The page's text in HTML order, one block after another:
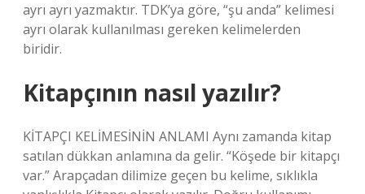
ayrı ayrı yazmaktır. TDK’ya göre, “şu anda” kelimesi
ayrı olarak kullanılması gereken kelimelerden
biridir.
Kitapçının nasıl yazılır?
KİTAPÇI KELİMESİNİN ANLAMI Aynı zamanda kitap
satılan dükkan anlamına da gelir. “Köşede bir kitapçı
var.” Arapçadan dilimize geçen bu kelime, sıklıkla